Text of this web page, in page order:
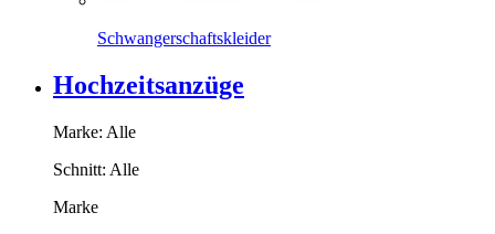
Schwangerschaftskleider
Hochzeitsanzüge
Marke: Alle
Schnitt: Alle
Marke